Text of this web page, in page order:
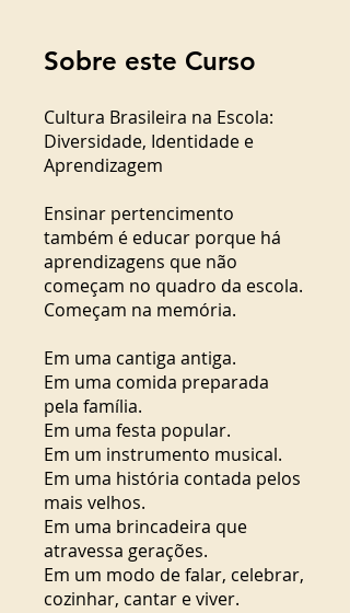
Sobre este Curso
Cultura Brasileira na Escola:
Diversidade, Identidade e
Aprendizagem
Ensinar pertencimento
também é educar porque há
aprendizagens que não
começam no quadro da escola.
Começam na memória.
Em uma cantiga antiga.
Em uma comida preparada
pela família.
Em uma festa popular.
Em um instrumento musical.
Em uma história contada pelos
mais velhos.
Em uma brincadeira que
atravessa gerações.
Em um modo de falar, celebrar,
cozinhar, cantar e viver.